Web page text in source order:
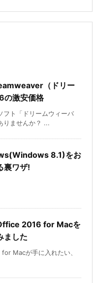
（ドリー
の激安価格
フト「ドリームウィーバ
りませんか？ ...
8.1)をお
裏ワザ!
2016 for Macを
ました
Macが手に入れたい、